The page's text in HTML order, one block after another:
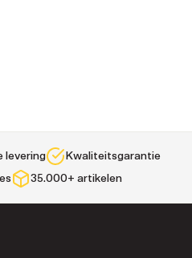
levering
Kwaliteitsgarantie
35.000+ artikelen